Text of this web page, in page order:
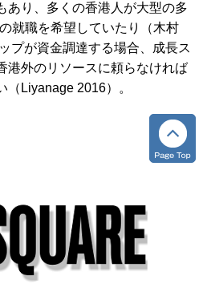
あり、多くの香港人が大型の多
就職を希望していたり（木村
プが資金調達する場合、成長ス
港外のリソースに頼らなければ
（Liyanage 2016）。